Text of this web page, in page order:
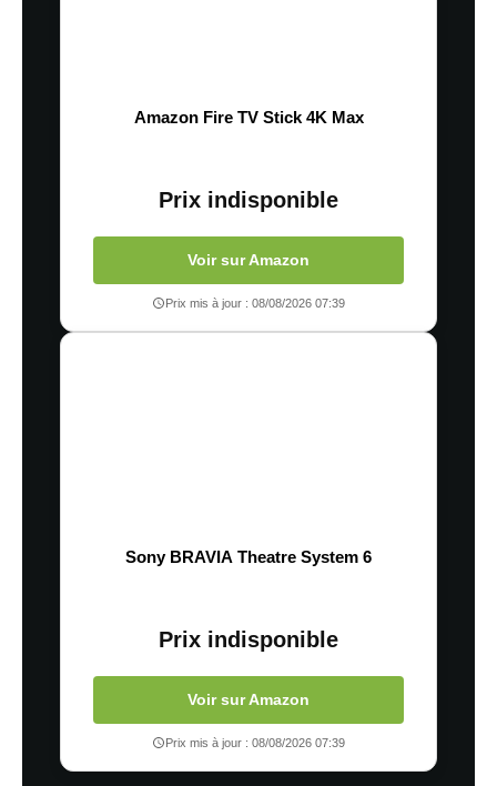
Amazon Fire TV Stick 4K Max
Prix indisponible
Voir sur Amazon
Prix mis à jour : 08/08/2026 07:39
Sony BRAVIA Theatre System 6
Prix indisponible
Voir sur Amazon
Prix mis à jour : 08/08/2026 07:39